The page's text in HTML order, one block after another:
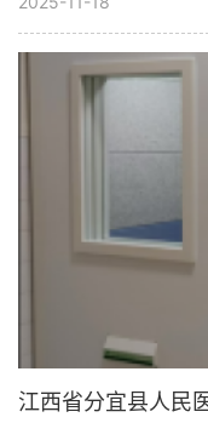
江西省分宜县人民